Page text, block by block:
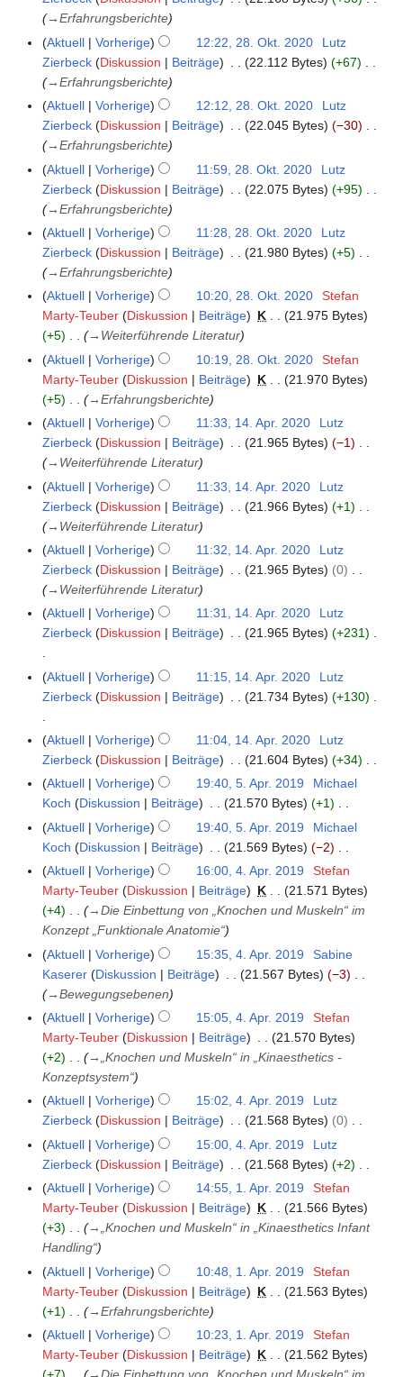
n
g
s
z
u
s
a
m
n
f
a
s
s
u
n
g
2
O
0
→Erfahrungsberichte
Aktuell
Vorherige 12:22, 28. Okt. 2020
Lutz
Zierbeck
Diskussion Beiträge 22.112 Bytes
+67
→Erfahrungsberichte
Aktuell
Vorherige 12:12, 28. Okt. 2020
Lutz
Zierbeck
Diskussion Beiträge 22.045 Bytes
−30
→Erfahrungsberichte
Aktuell
Vorherige 11:59, 28. Okt. 2020
Lutz
Zierbeck
Diskussion Beiträge 22.075 Bytes
+95
→Erfahrungsberichte
Aktuell
Vorherige 11:28, 28. Okt. 2020
Lutz
Zierbeck
Diskussion Beiträge 21.980 Bytes
+5
→Erfahrungsberichte
Aktuell
Vorherige 10:20, 28. Okt. 2020
Stefan
Marty-Teuber
Diskussion Beiträge K
21.975 Bytes
+5
→ Weiterführende Literatur
Aktuell
Vorherige 10:19, 28. Okt. 2020
Stefan
Marty-Teuber
Diskussion Beiträge K
21.970 Bytes
+5
→Erfahrungsberichte
1
A
Aktuell Vorherige 11:33, 14. Apr. 2020
Lutz
Zierbeck
Diskussion Beiträge 21.965 Bytes
−1
→ Weiterführende Literatur
Aktuell
Vorherige 11:33, 14. Apr. 2020
Lutz
Zierbeck
Diskussion Beiträge 21.966 Bytes
+1
→ Weiterführende Literatur
Aktuell
Vorherige 11:32, 14. Apr. 2020
Lutz
Zierbeck
Diskussion Beiträge 21.965 Bytes
0
→ Weiterführende Literatur
Aktuell
Vorherige 11:31, 14. Apr. 2020
Lutz
Zierbeck
Diskussion Beiträge 21.965 Bytes +231
K
e
e
e
a
r
b
e
i
t
u
n
g
s
u
a
m
e
n
f
a
s
s
u
n
g
Aktuell Vorherige 11:15, 14. Apr. 2020
Lutz
Zierbeck
Diskussion Beiträge 21.734 Bytes +130
K
e
n
B
e
a
r
b
e
i
t
u
n
g
s
z
s
m
m
e
n
f
a
s
s
u
n
g
Aktuell Vorherige 11:04, 14. Apr. 2020
Lutz
Zierbeck
Diskussion Beiträge 21.604 Bytes
+34
K
e
n
B
e
a
r
b
e
i
t
u
n
g
s
z
s
m
m
e
n
f
a
s
s
u
n
5
A
Aktuell Vorherige 19:40, 5. Apr. 2019
Michael
Koch
Diskussion Beiträge 21.570 Bytes
+1
K
e
n
B
a
r
b
e
i
t
u
n
g
s
z
s
m
e
n
f
a
s
Aktuell Vorherige 19:40, 5. Apr. 2019
Michael
Koch
Diskussion Beiträge 21.569 Bytes
−2
K
e
i
n
B
a
r
b
e
i
t
u
n
g
s
z
u
s
m
e
n
f
4
Aktuell Vorherige 16:00, 4. Apr. 2019
Stefan
Marty-Teuber
Diskussion Beiträge K
21.571 Bytes
+4
→Die Einbettung von „Knochen und Muskeln“ im
Konzept „Funktionale Anatomie“
Aktuell
Vorherige 15:35, 4. Apr. 2019
Sabine
Kaserer
Diskussion Beiträge 21.567 Bytes
−3
→Bewegungsebenen
Aktuell
Vorherige 15:05, 4. Apr. 2019
Stefan
Marty-Teuber
Diskussion Beiträge
21.570 Bytes
+2
→ „Knochen und Muskeln“ in „Kinaesthetics -
Konzeptsystem“
Aktuell
Vorherige 15:02, 4. Apr. 2019
Lutz
Zierbeck
Diskussion Beiträge 21.568 Bytes
0
K
e
n
B
a
r
b
e
i
Aktuell Vorherige 15:00, 4. Apr. 2019
Lutz
Zierbeck
Diskussion Beiträge 21.568 Bytes
+2
K
e
i
n
B
a
r
b
1
Aktuell Vorherige 14:55, 1. Apr. 2019
Stefan
Marty-Teuber
Diskussion Beiträge K
21.566 Bytes
+3
→„Knochen und Muskeln“ in „Kinaesthetics Infant
Handling“
Aktuell
Vorherige 10:48, 1. Apr. 2019
Stefan
Marty-Teuber
Diskussion Beiträge K
21.563 Bytes
+1
→Erfahrungsberichte
Aktuell
Vorherige 10:23, 1. Apr. 2019
Stefan
Marty-Teuber
Diskussion Beiträge K
21.562 Bytes